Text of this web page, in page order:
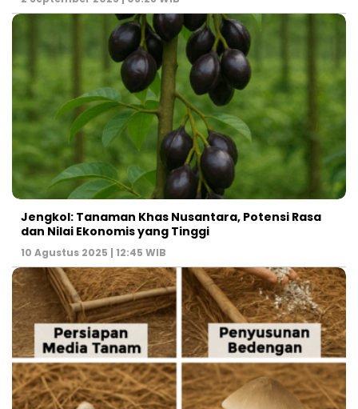
Jengkol: Tanaman Khas Nusantara, Potensi Rasa
dan Nilai Ekonomis yang Tinggi
10 Agustus 2025 | 12:45 WIB